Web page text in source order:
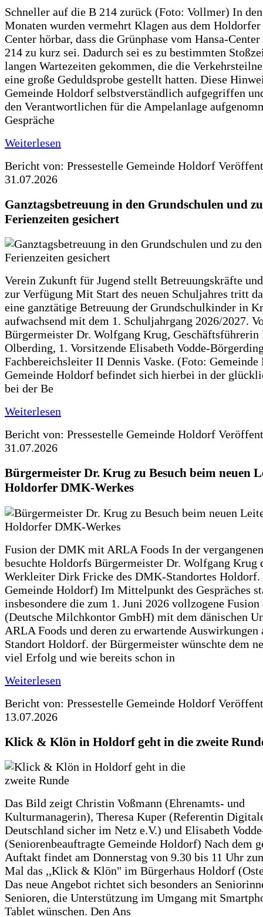
Schneller auf die B 214 zurück (Foto: Vollmer) In
Monaten wurden vermehrt Klagen aus dem Holdorfer
Center hörbar, dass die Grünphase vom Hansa-
214 zu kurz sei. Dadurch sei es zu bestimmten
langen Wartezeiten gekommen, die die
eine große Geduldsprobe gestellt hatten. Diese
Gemeinde Holdorf selbstverständlich aufgegriffen
den Verantwortlichen für die Ampelanlage
Gespräche
Weiterlesen
Bericht von: Pressestelle Gemeinde Holdorf
31.07.2026
Ganztagsbetreuung in den Grundschulen und
Ferienzeiten gesichert
Verein Zukunft für Jugend stellt Betreuungskräfte
zur Verfügung Mit Start des neuen Schuljahres tritt
eine ganztätige Betreuung der Grundschulkinder in
aufwachsend mit dem 1. Schuljahrgang 2026/2027.
Bürgermeister Dr. Wolfgang Krug, Geschäftsführerin
Olberding, 1. Vorsitzende Elisabeth Vodde-
Fachbereichsleiter II Dennis Vaske. (Foto:
Gemeinde Holdorf befindet sich hierbei in der
bei der Be
Weiterlesen
Bericht von: Pressestelle Gemeinde Holdorf
31.07.2026
Bürgermeister Dr. Krug zu Besuch beim neuen
Holdorfer DMK-Werkes
Fusion der DMK mit ARLA Foods In der
besuchte Holdorfs Bürgermeister Dr. Wolfgang Krug
Werkleiter Dirk Fricke des DMK-Standortes Holdorf.
Gemeinde Holdorf) Im Mittelpunkt des Gespräches
insbesondere die zum 1. Juni 2026 vollzogene
(Deutsche Milchkontor GmbH) mit dem dänischen
ARLA Foods und deren zu erwartende Auswirkungen
Standort Holdorf. der Bürgermeister wünschte dem
viel Erfolg und wie bereits schon in
Weiterlesen
Bericht von: Pressestelle Gemeinde Holdorf
13.07.2026
Klick & Klön in Holdorf geht in die zweite
Das Bild zeigt Christin Voßmann (Ehrenamts- und
Kulturmanagerin), Theresa Kuper (Referentin
Deutschland sicher im Netz e.V.) und Elisabeth
(Seniorenbeauftragte Gemeinde Holdorf) Nach dem
Auftakt findet am Donnerstag von 9.30 bis 11 Uhr
Mal das ,,Klick & Klön" im Bürgerhaus Holdorf
Das neue Angebot richtet sich besonders an
Senioren, die Unterstützung im Umgang mit
Tablet wünschen. Den Ans